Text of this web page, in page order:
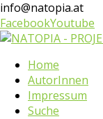
info@natopia.at
FacebookYoutube
Home
AutorInnen
Impressum
Suche